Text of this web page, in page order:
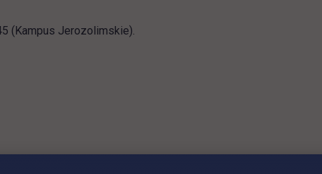
(Kampus Jerozolimskie).